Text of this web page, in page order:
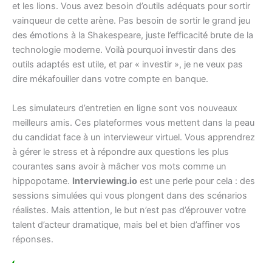
et les lions. Vous avez besoin d’outils adéquats pour sortir
vainqueur de cette arène. Pas besoin de sortir le grand jeu
des émotions à la Shakespeare, juste l’efficacité brute de la
technologie moderne. Voilà pourquoi investir dans des
outils adaptés est utile, et par « investir », je ne veux pas
dire mékafouiller dans votre compte en banque.
Les simulateurs d’entretien en ligne sont vos nouveaux
meilleurs amis. Ces plateformes vous mettent dans la peau
du candidat face à un intervieweur virtuel. Vous apprendrez
à gérer le stress et à répondre aux questions les plus
courantes sans avoir à mâcher vos mots comme un
hippopotame. Interviewing.io est une perle pour cela : des
sessions simulées qui vous plongent dans des scénarios
réalistes. Mais attention, le but n’est pas d’éprouver votre
talent d’acteur dramatique, mais bel et bien d’affiner vos
réponses.